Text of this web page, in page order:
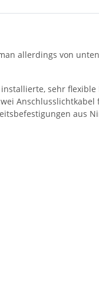
allerdings von
sehr
aus